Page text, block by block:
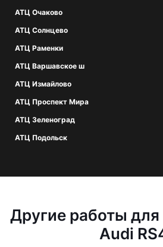
АТЦ Очаково
АТЦ Солнцево
АТЦ Раменки
АТЦ Варшавское ш
АТЦ Измайлово
АТЦ Проспект Мира
АТЦ Зеленоград
АТЦ Подольск
Другие работы
Audi